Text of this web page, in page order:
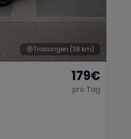
Trossingen (38 km)
179€
pro Tag